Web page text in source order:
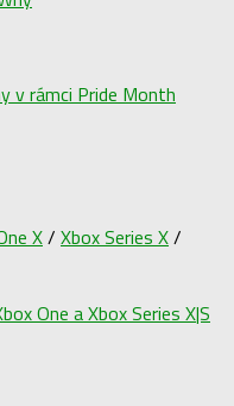
v rámci Pride Month
X/ Xbox Series X/
One a Xbox Series X|S